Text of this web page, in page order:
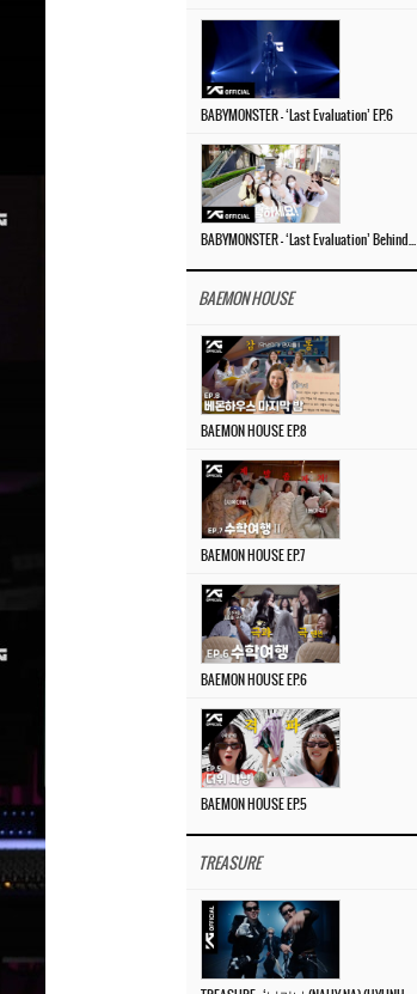
BABYMONSTER – ‘Last Evaluation’ EP.6
BAEMON HOUSE
BAEMON HOUSE EP.8
BAEMON HOUSE EP.7
BAEMON HOUSE EP.6
BAEMON HOUSE EP.5
TREASURE